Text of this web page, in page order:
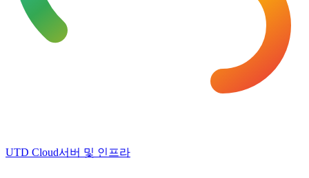
UTD Cloud서버 및 인프라